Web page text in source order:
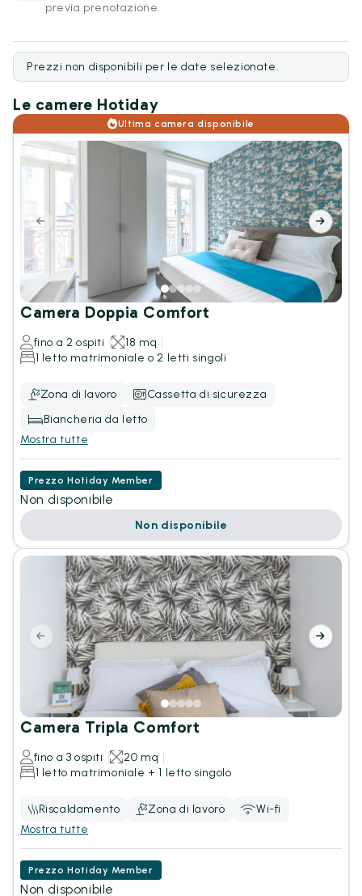
previa prenotazione.
Prezzi non disponibili per le date selezionate.
Le camere Hotiday
Ultima camera disponibile
Camera Doppia Comfort
fino a 2 ospiti
18 mq
1 letto matrimoniale o 2 letti singoli
Zona di lavoro
Cassetta di sicurezza
Biancheria da letto
Mostra tutte
Prezzo Hotiday Member
Non disponibile
Non disponibile
Camera Tripla Comfort
fino a 3 ospiti
20 mq
1 letto matrimoniale + 1 letto singolo
Riscaldamento Zona di lavoro
Wi-fi
Mostra tutte
Prezzo Hotiday Member
Non disponibile